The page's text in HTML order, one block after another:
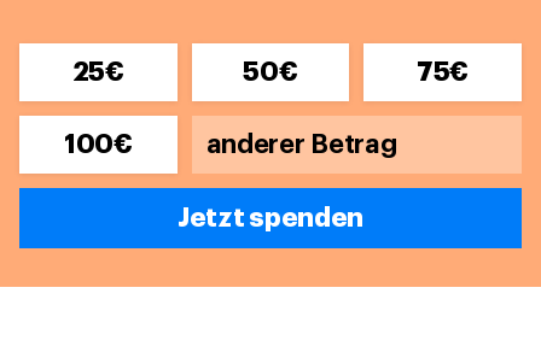
25€ 50€ 75€
100€
Jetzt spenden